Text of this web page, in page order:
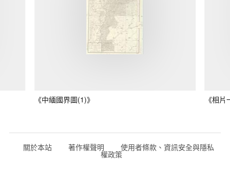
《中緬國界圖(1)》 《相
關於本站 著作權聲明 使用者條款、資訊安全與隱私
權政策